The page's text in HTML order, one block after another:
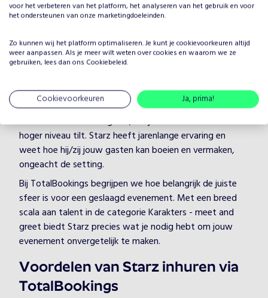
evenement?
Het plannen van een evenement brengt veel keuzes met
entertainment onvergetelijk is. Door Starz te boeken,
kies je voor een professionele artiest in de categorie
Karakters - meet and greet, die je evenement naar een
hoger niveau tilt. Starz heeft jarenlange ervaring en
weet hoe hij/zij jouw gasten kan boeien en vermaken,
ongeacht de setting.
Bij TotalBookings begrijpen we hoe belangrijk de juiste
sfeer is voor een geslaagd evenement. Met een breed
scala aan talent in de categorie Karakters - meet and
greet biedt Starz precies wat je nodig hebt om jouw
evenement onvergetelijk te maken.
Voordelen van Starz inhuren via
TotalBookings
voor het verbeteren van het platform, het analyseren van het gebruik en voor
het ondersteunen van onze marketingdoeleinden.
Zo kunnen wij het platform optimaliseren. Je kunt je cookievoorkeuren altijd
weer aanpassen. Als je meer wilt weten over cookies en waarom we ze
gebruiken, lees dan ons Cookiebeleid.
Cookievoorkeuren Ja, prima!